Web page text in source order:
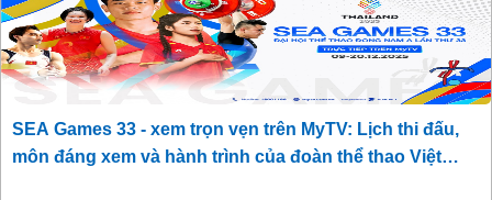
SEA Games 33 - xem trọn vẹn trên MyTV: Lịch thi đấu,
môn đáng xem và hành trình của đoàn thể thao Việt